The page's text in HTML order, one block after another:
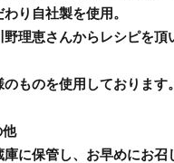
り自社製を使用。
理恵さんからレシピを頂
ものを使用しております。
他
に保管し、お早めにお召